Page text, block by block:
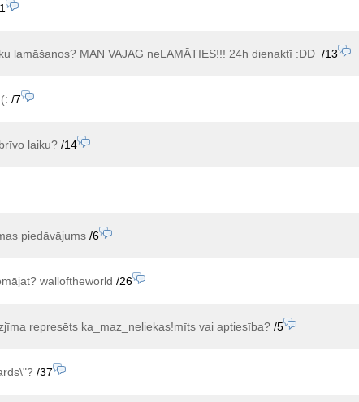
lamāšanos? MAN VAJAG neLAMĀTIES!!! 24h dienaktī :DD /13
/7
laiku?/14
piedāvājums/6
walloftheworld /26
represēts ka_maz_neliekas!mīts vai aptiesība?/5
/37